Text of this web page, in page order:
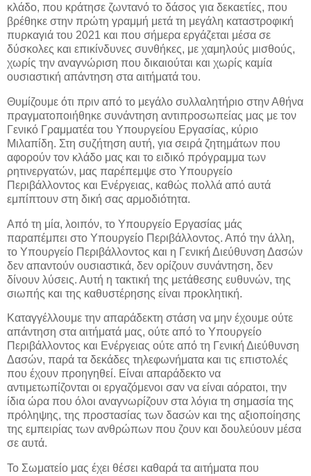
κλάδο, που κράτησε ζωντανό το δάσος για δεκαετίες, που
βρέθηκε στην πρώτη γραμμή μετά τη μεγάλη καταστροφική
πυρκαγιά του 2021 και που σήμερα εργάζεται μέσα σε
δύσκολες και επικίνδυνες συνθήκες, με χαμηλούς μισθούς,
χωρίς την αναγνώριση που δικαιούται και χωρίς καμία
ουσιαστική απάντηση στα αιτήματά του.
Θυμίζουμε ότι πριν από το μεγάλο συλλαλητήριο στην Αθήνα
πραγματοποιήθηκε συνάντηση αντιπροσωπείας μας με τον
Γενικό Γραμματέα του Υπουργείου Εργασίας, κύριο
Μιλαπίδη. Στη συζήτηση αυτή, για σειρά ζητημάτων που
αφορούν τον κλάδο μας και το ειδικό πρόγραμμα των
ρητινεργατών, μας παρέπεμψε στο Υπουργείο
Περιβάλλοντος και Ενέργειας, καθώς πολλά από αυτά
εμπίπτουν στη δική σας αρμοδιότητα.
Από τη μία, λοιπόν, το Υπουργείο Εργασίας μάς
παραπέμπει στο Υπουργείο Περιβάλλοντος. Από την άλλη,
το Υπουργείο Περιβάλλοντος και η Γενική Διεύθυνση Δασών
δεν απαντούν ουσιαστικά, δεν ορίζουν συνάντηση, δεν
δίνουν λύσεις. Αυτή η τακτική της μετάθεσης ευθυνών, της
σιωπής και της καθυστέρησης είναι προκλητική.
Καταγγέλλουμε την απαράδεκτη στάση να μην έχουμε ούτε
απάντηση στα αιτήματά μας, ούτε από το Υπουργείο
Περιβάλλοντος και Ενέργειας ούτε από τη Γενική Διεύθυνση
Δασών, παρά τα δεκάδες τηλεφωνήματα και τις επιστολές
που έχουν προηγηθεί. Είναι απαράδεκτο να
αντιμετωπίζονται οι εργαζόμενοι σαν να είναι αόρατοι, την
ίδια ώρα που όλοι αναγνωρίζουν στα λόγια τη σημασία της
πρόληψης, της προστασίας των δασών και της αξιοποίησης
της εμπειρίας των ανθρώπων που ζουν και δουλεύουν μέσα
σε αυτά.
Το Σωματείο μας έχει θέσει καθαρά τα αιτήματα που